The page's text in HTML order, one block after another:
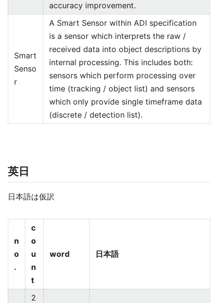
accuracy improvement.
Smart
Senso
r
A Smart Sensor within ADI specification
is a sensor which interprets the raw /
received data into object descriptions by
internal processing. This includes both:
sensors which perform processing over
time (tracking / object list) and sensors
which only provide single timeframe data
(discrete / detection list).
英日
日本語は仮訳
n
o
.
c
o
u
n
t
word 日本語
2